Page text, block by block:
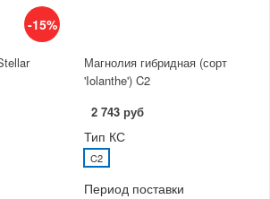
-15%
Магнолия гибридная (сорт
'Iolanthe') C2
2 743 руб
Тип КС
C2
Период поставки